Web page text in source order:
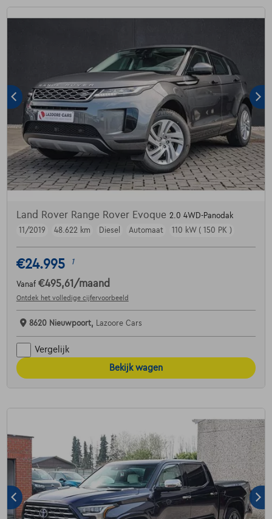
Land Rover Range Rover Evoque 2.0 4WD-Panodak
11/2019
48.622 km Diesel Automaat 110 kW ( 150 PK )
€24.995 1
Vanaf €495,61 /maand
Ontdek het volledige cijfervoorbeeld
8620 Nieuwpoort, Lazoore Cars
Vergelijk
Bekijk wagen